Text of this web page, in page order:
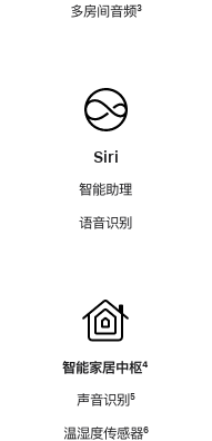
多房间音频脚
³
Siri
智能助理
语音识别
智能家居中枢脚
⁴
声音识别脚
⁵
温湿度传感器脚
⁶